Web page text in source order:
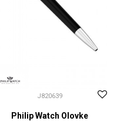
J820639
Philip Watch Olovke